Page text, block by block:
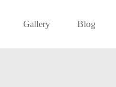
Gallery Blog